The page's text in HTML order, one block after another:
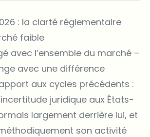
: la clarté réglementaire
faible
avec l’ensemble du marché –
avec une différence
aux cycles précédents :
juridique aux États-
largement derrière lui, et
son activité